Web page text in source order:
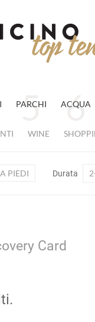
PARCHI ACQUA
WINE
A PIEDI Durata
Card